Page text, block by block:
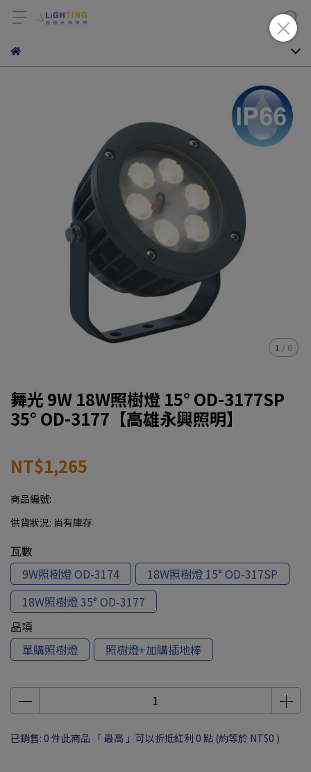
1 / 6
舞光 9W 18W照樹燈 15° OD-3177SP
35° OD-3177【高雄永興照明】
NT$1,265
商品編號:
供貨狀況: 尚有庫存
瓦數
9W照樹燈 OD-3174
18W照樹燈 15° OD-317SP
18W照樹燈 35° OD-3177
品項
單購照樹燈
照樹燈+加購插地棒
已銷售: 0 件此商品 「 最高 」可以折抵紅利 0 點 (約等於 NT$0 )